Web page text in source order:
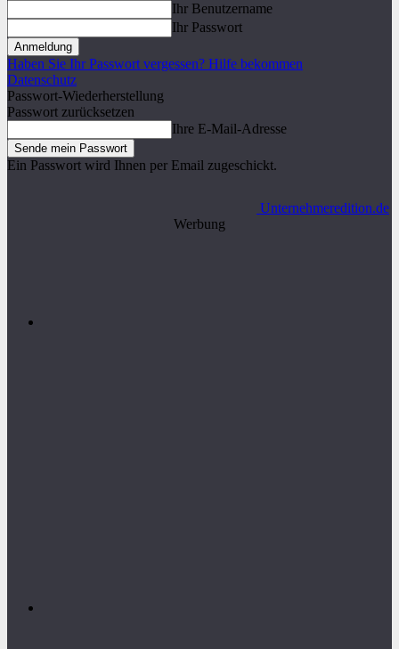
Ihr Benutzername
Ihr Passwort
Haben Sie Ihr Passwort vergessen? Hilfe bekommen
Datenschutz
Passwort-Wiederherstellung
Passwort zurücksetzen
Ihre E-Mail-Adresse
Ein Passwort wird Ihnen per Email zugeschickt.
Unternehmeredition.de
Werbung